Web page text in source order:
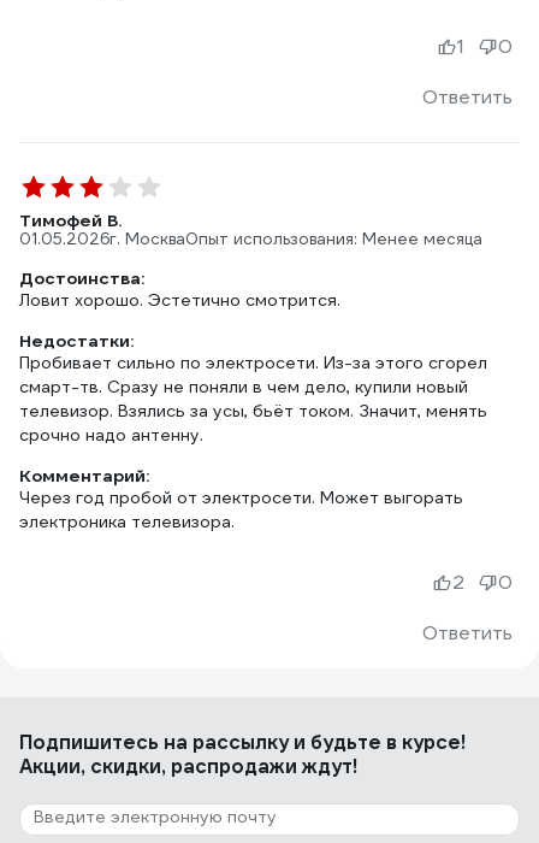
Ответить
1 0
Тимофей В.
01.05.2026г. МоскваОпыт использования: Менее месяца
Достоинства:
Ловит хорошо. Эстетично смотрится.
Недостатки:
Пробивает сильно по электросети. Из-за этого сгорел
смарт-тв. Сразу не поняли в чем дело, купили новый
телевизор. Взялись за усы, бьёт током. Значит, менять
срочно надо антенну.
Комментарий:
Через год пробой от электросети. Может выгорать
электроника телевизора.
Ответить
2 0
Подпишитесь на рассылкуи будьте в курсе!
Акции, скидки, распродажи ждут!